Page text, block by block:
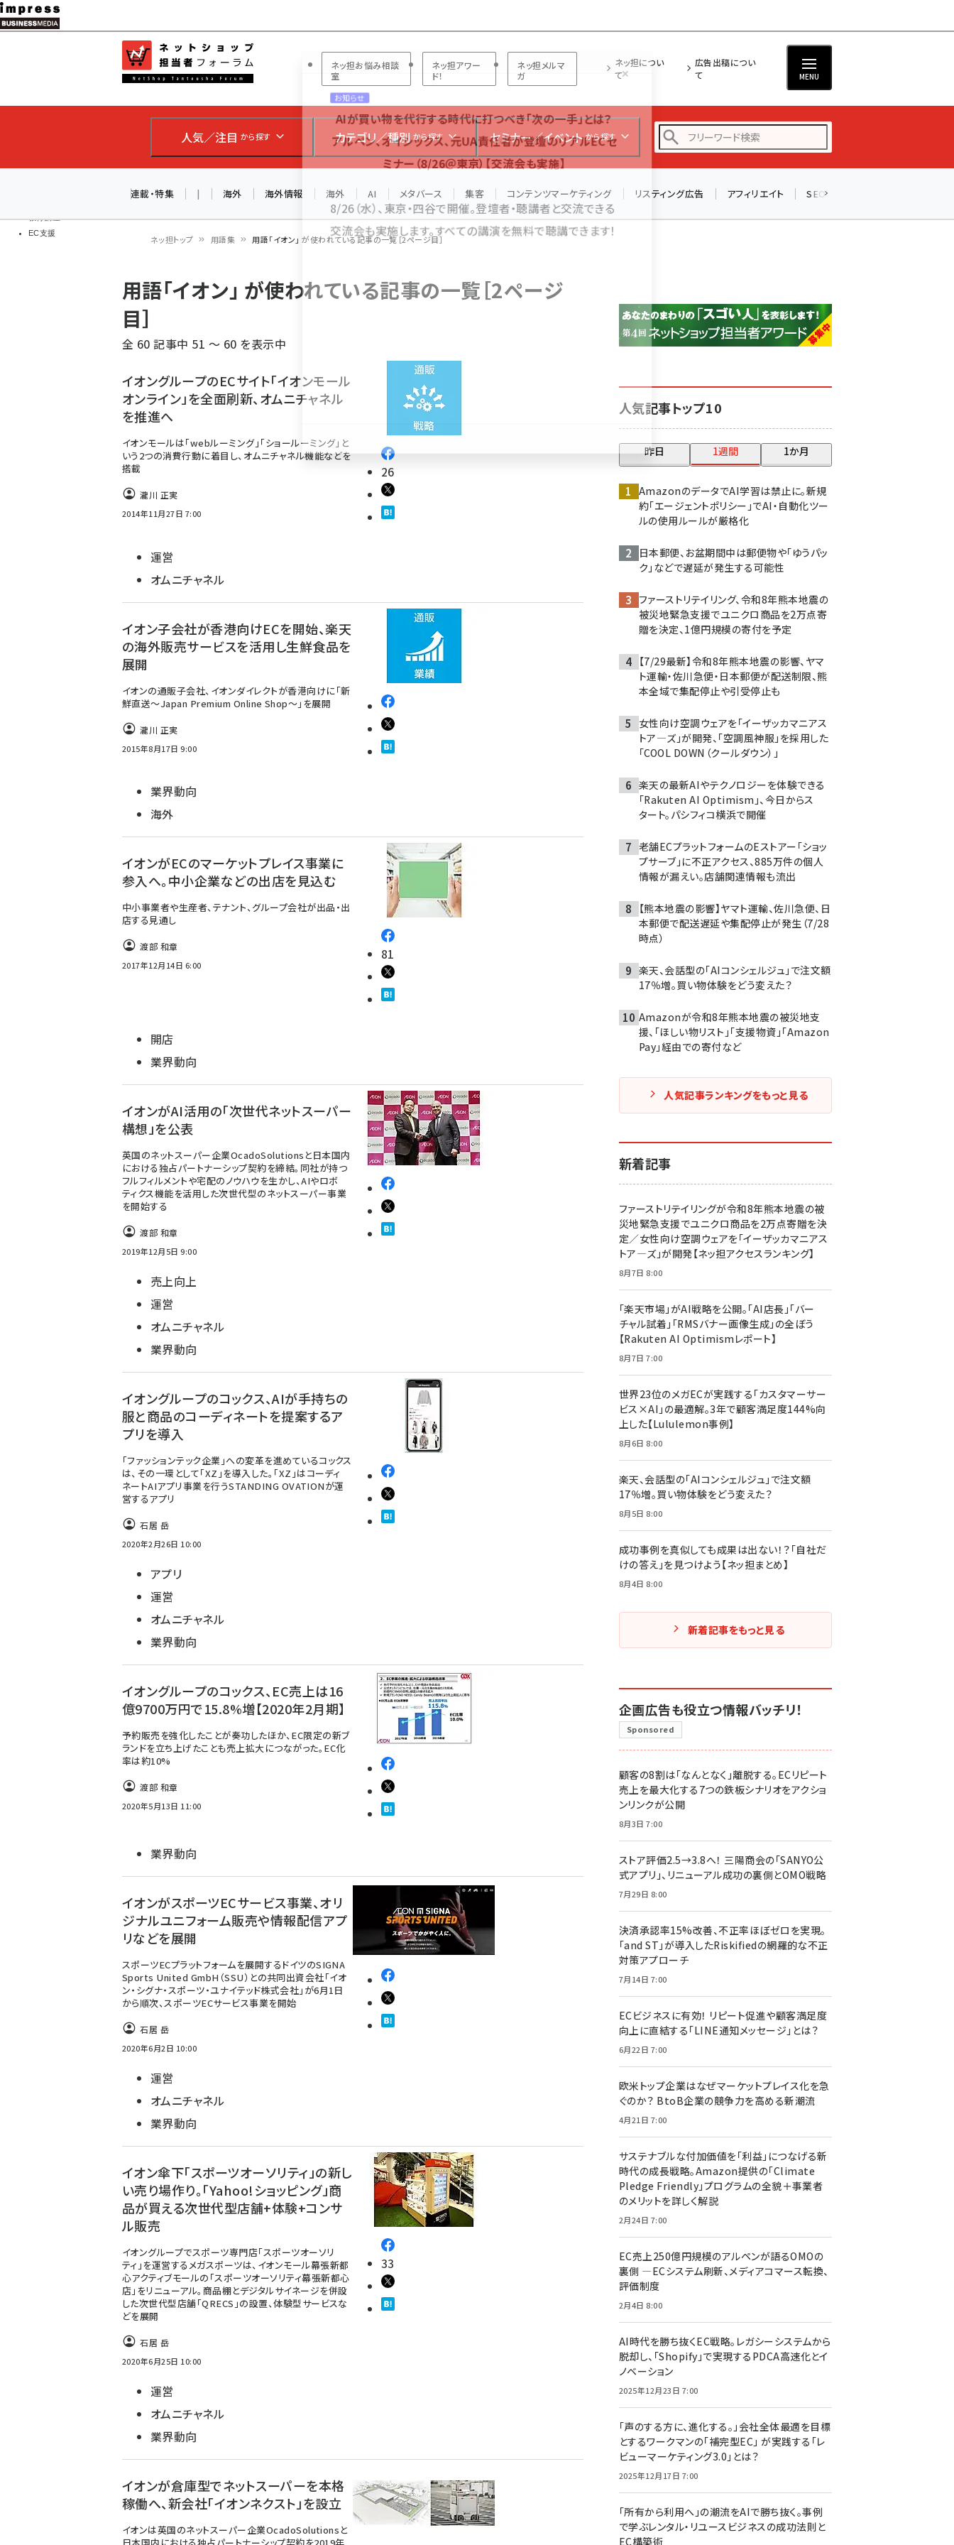
メ
イ
ン
ツ
移
教育講座
EC支援
ネットショップ担当者フォーラム
ネッ担お悩み相談
室
ネッ担アワー
ド！
ネッ担メルマ
ガ
ネッ担につい
て
広告出稿につい
て
MENU
人気／注目 から探す カテゴリ／種別 から探す セミナー／イベント から探す
アスクル (1122)
base (1081)
連載・特集 | 海外 海外情報 海外 AI メタバース 集客 コンテンツマーケティング リスティング広告 アフィリエイト SEO
ン
く
ず
ネッ担トップ 用語集 用語「イオン」 が使われている記事の一覧［2ページ目］
用語「イオン」 が使われている記事の一覧［2ページ
目］
全 60 記事中 51 ～ 60 を表示中
イオングループのECサイト「イオンモール
オンライン」を全面刷新、オムニチャネル
を推進へ
イオンモールは「webルーミング」「ショールーミング」と
いう2つの消費行動に着目し、オムニチャネル機能などを
搭載
瀧川 正実
2014年11月27日 7:00
26
運営
オムニチャネル
イオン子会社が香港向けECを開始、楽天
の海外販売サービスを活用し生鮮食品を
展開
イオンの通販子会社、イオンダイレクトが香港向けに「新
鮮直送～Japan Premium Online Shop～」を展開
瀧川 正実
2015年8月17日 9:00
業界動向
海外
イオンがECのマーケットプレイス事業に
参入へ。中小企業などの出店を見込む
中小事業者や生産者、テナント、グループ会社が出品・出
店する見通し
渡部 和章
2017年12月14日 6:00
81
開店
業界動向
イオンがAI活用の「次世代ネットスーパー
構想」を公表
英国のネットスーパー企業OcadoSolutionsと日本国内
における独占パートナーシップ契約を締結。同社が持つ
フルフィルメントや宅配のノウハウを生かし、AIやロボ
ティクス機能を活用した次世代型のネットスーパー事業
を開始する
渡部 和章
2019年12月5日 9:00
売上向上
運営
オムニチャネル
業界動向
イオングループのコックス、AIが手持ちの
服と商品のコーディネートを提案するア
プリを導入
「ファッションテック企業」への変革を進めているコックス
は、その一環として「XZ」を導入した。「XZ」はコーディ
ネートAIアプリ事業を行うSTANDING OVATIONが運
営するアプリ
石居 岳
2020年2月26日 10:00
アプリ
運営
オムニチャネル
業界動向
イオングループのコックス、EC売上は16
億9700万円で15.8%増【2020年2月期】
予約販売を強化したことが奏功したほか、EC限定の新ブ
ランドを立ち上げたことも売上拡大につながった。EC化
率は約10%
渡部 和章
2020年5月13日 11:00
業界動向
イオンがスポーツECサービス事業、オリ
ジナルユニフォーム販売や情報配信アプ
リなどを展開
スポーツECプラットフォームを展開するドイツのSIGNA
Sports United GmbH（SSU）との共同出資会社「イオ
ン・シグナ・スポーツ・ユナイテッド株式会社」が6月1日
から順次、スポーツECサービス事業を開始
石居 岳
2020年6月2日 10:00
運営
オムニチャネル
業界動向
イオン傘下「スポーツオーソリティ」の新し
い売り場作り。「Yahoo!ショッピング」商
品が買える次世代型店舗+体験+コンサ
ル販売
イオングループでスポーツ専門店「スポーツオーソリ
ティ」を運営するメガスポーツは、イオンモール幕張新都
心アクティブモールの「スポーツオーソリティ幕張新都心
店」をリニューアル。商品棚とデジタルサイネージを併設
した次世代型店舗「QRECS」の設置、体験型サービスな
どを展開
石居 岳
2020年6月25日 10:00
33
運営
オムニチャネル
業界動向
イオンが倉庫型でネットスーパーを本格
稼働へ、新会社「イオンネクスト」を設立
イオンは英国のネットスーパー企業OcadoSolutionsと
人気記事トップ10
昨日 1週間 1か月
AmazonのデータでAI学習は禁止に。新規
約「エージェントポリシー」でAI・自動化ツー
ルの使用ルールが厳格化
日本郵便、お盆期間中は郵便物や「ゆうパッ
ク」などで遅延が発生する可能性
ファーストリテイリング、令和8年熊本地震の
被災地緊急支援でユニクロ商品を2万点寄
贈を決定、1億円規模の寄付を予定
【7/29最新】令和8年熊本地震の影響、ヤマ
ト運輸・佐川急便・日本郵便が配送制限、熊
本全域で集配停止や引受停止も
女性向け空調ウェアを「イーザッカマニアス
トア―ズ」が開発、「空調風神服」を採用した
「COOL DOWN（クールダウン）」
楽天の最新AIやテクノロジーを体験できる
「Rakuten AI Optimism」、今日からス
タート。パシフィコ横浜で開催
老舗ECプラットフォームのEストアー「ショッ
プサーブ」に不正アクセス、885万件の個人
情報が漏えい。店舗関連情報も流出
【熊本地震の影響】ヤマト運輸、佐川急便、日
本郵便で配送遅延や集配停止が発生（7/28
時点）
楽天、会話型の「AIコンシェルジュ」で注文額
17％増。買い物体験をどう変えた？
Amazonが令和8年熊本地震の被災地支
援、「ほしい物リスト」「支援物資」「Amazon
Pay」経由での寄付など
人気記事ランキングをもっと見る
新着記事
ファーストリテイリングが令和8年熊本地震の被
災地緊急支援でユニクロ商品を2万点寄贈を決
定／女性向け空調ウェアを「イーザッカマニアス
トア―ズ」が開発【ネッ担アクセスランキング】
8月7日 8:00
「楽天市場」がAI戦略を公開。「AI店長」「バー
チャル試着」「RMSバナー画像生成」の全ぼう
【Rakuten AI Optimismレポート】
8月7日 7:00
世界23位のメガECが実践する「カスタマーサー
ビス×AI」の最適解。3年で顧客満足度144%向
上した【Lululemon事例】
8月6日 8:00
楽天、会話型の「AIコンシェルジュ」で注文額
17％増。買い物体験をどう変えた？
8月5日 8:00
成功事例を真似しても成果は出ない！？「自社だ
けの答え」を見つけよう【ネッ担まとめ】
8月4日 8:00
新着記事をもっと見る
企画広告も役立つ情報バッチリ！
Sponsored
顧客の8割は「なんとなく」離脱する。ECリピート
売上を最大化する7つの鉄板シナリオをアクショ
ンリンクが公開
8月3日 7:00
ストア評価2.5→3.8へ！ 三陽商会の「SANYO公
式アプリ」、リニューアル成功の裏側とOMO戦略
7月29日 8:00
決済承認率15%改善、不正率ほぼゼロを実現。
「and ST」が導入したRiskifiedの網羅的な不正
対策アプローチ
7月14日 7:00
ECビジネスに有効！ リピート促進や顧客満足度
向上に直結する「LINE通知メッセージ」とは？
6月22日 7:00
欧米トップ企業はなぜマーケットプレイス化を急
ぐのか？ BtoB企業の競争力を高める新潮流
4月21日 7:00
サステナブルな付加価値を「利益」につなげる新
時代の成長戦略。Amazon提供の「Climate
Pledge Friendly」プログラムの全貌＋事業者
のメリットを詳しく解説
2月24日 7:00
EC売上250億円規模のアルペンが語るOMOの
裏側 ―ECシステム刷新、メディアコマース転換、
評価制度
2月4日 8:00
AI時代を勝ち抜くEC戦略。レガシーシステムから
脱却し、「Shopify」で実現するPDCA高速化とイ
ノベーション
2025年12月23日 7:00
「声のする方に、進化する。」会社全体最適を目標
とするワークマンの「補完型EC」 が実践する「レ
ビューマーケティング3.0」とは？
2025年12月17日 7:00
「所有から利用へ」の潮流をAIで勝ち抜く。事例
で学ぶレンタル・リユースビジネスの成功法則と
EC構築術
お知らせ
AIが買い物を代行する時代に打つべき「次の一手」とは？
アルペン、オイシックス、元UA責任者が登壇のリアルECセ
ミナー（8/26＠東京）【交流会も実施】
8/26（水）、東京・四谷で開催。登壇者・聴講者と交流できる
交流会も実施します。すべての講演を無料で聴講できます！
参加登録はこちら↑